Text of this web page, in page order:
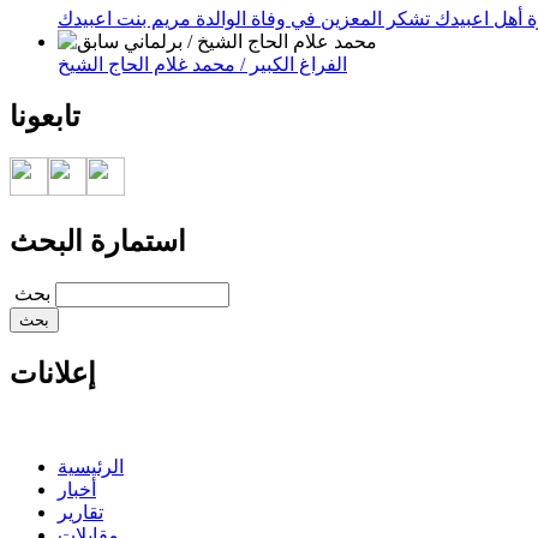
أهل اعبيدك تشكر المعزين في وفاة الوالدة مريم بنت اعبيدك
الفراغ الكبير / محمد غلام الحاج الشيخ
تابعونا
استمارة البحث
‏بحث ‏
إعلانات
الرئيسية
أخبار
تقارير